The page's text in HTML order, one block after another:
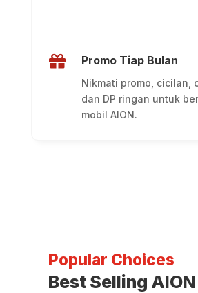
 Promo Tiap Bulan
Nikmati promo, cicilan,
dan DP ringan untuk
mobil AION.
Popular Choices
Best Selling AION